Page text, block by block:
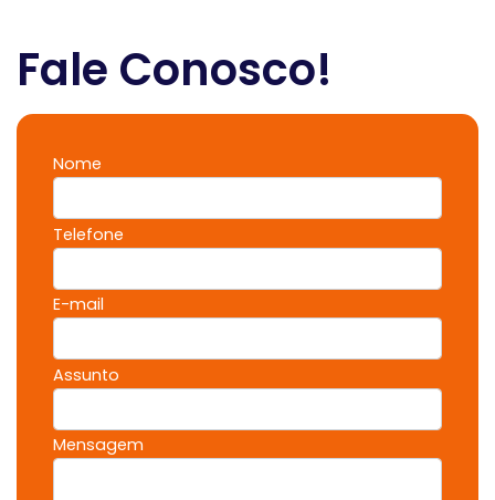
Fale Conosco!
Nome
Telefone
E-mail
Assunto
Mensagem